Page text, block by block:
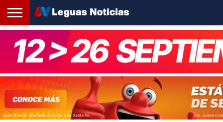
SANTA
FE
ROSARIO24
REGIONES
ARGENTINA
OPINIÓN
CONTACTO